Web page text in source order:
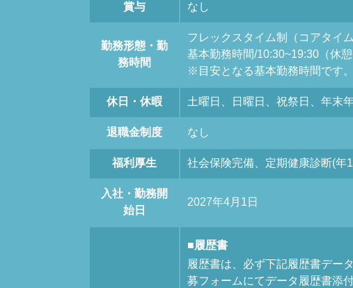
賞与 なし
勤務形態・勤
務時間
フレックスタイム制（コアタイ
基本勤務時間/10:30~19:30（休憩
※目安となる基本勤務時間です。
休日・休暇 土曜日、日曜日、祝祭日、年末
退職金制度 なし
福利厚生 社会保険完備、定期健康診断(年
入社・勤務開
始日
2027年4月1日
■履歴書
履歴書は、必ず下記履歴書デー
募フォームにてデータ履歴書添